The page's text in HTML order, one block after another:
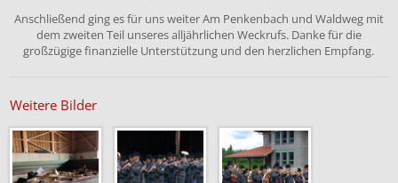
Anschließend ging es für uns weiter Am Penkenbach und Waldweg mit
dem zweiten Teil unseres alljährlichen Weckrufs. Danke für die
großzügige finanzielle Unterstützung und den herzlichen Empfang.
Weitere Bilder